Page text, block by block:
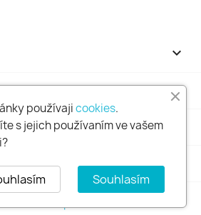


Všechna práva vyhrazena.
PrestaShop™
používajicookies.
s jejich používaním ve vašem
Souhlasím